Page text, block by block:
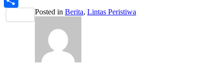
Share
Posted in Berita, Lintas Peristiwa